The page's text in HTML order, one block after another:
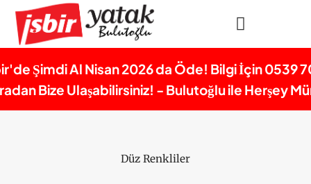
Şimdi Al Nisan 2026 da Öde! Bilgi İçin 0539
Bize Ulaşabilirsiniz! - Bulutoğlu ile Herşey
Düz Renkliler